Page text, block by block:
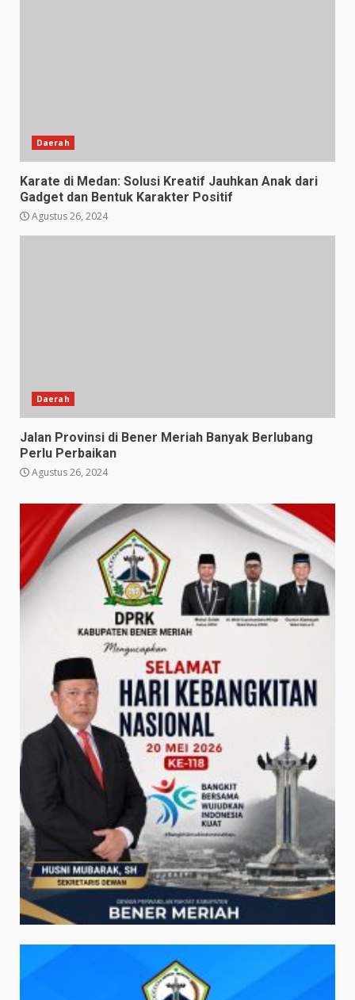
Daerah
Karate di Medan: Solusi Kreatif Jauhkan Anak dari
Gadget dan Bentuk Karakter Positif
Agustus 26, 2024
Daerah
Jalan Provinsi di Bener Meriah Banyak Berlubang
Perlu Perbaikan
Agustus 26, 2024